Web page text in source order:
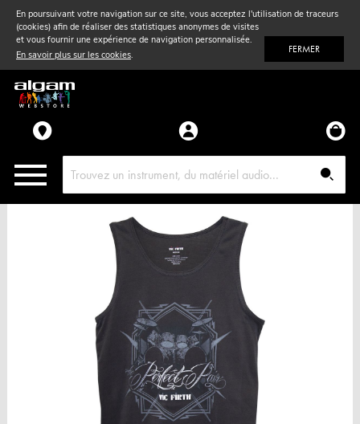
En poursuivant votre navigation sur ce site, vous acceptez l'utilisation de traceurs
(cookies) afin de réaliser des statistiques anonymes de visites
et vous fournir une expérience de navigation personnalisée.
En savoir plus sur les cookies. FERMER
Vent& Violon
Accessoires
Pièces détachées